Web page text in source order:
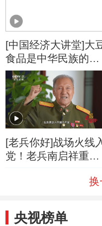
[中国经济大讲堂]大
食品是中华民族的经
典美食
[老兵你好]战场火线
党！老兵南启祥重温
换
央视榜单